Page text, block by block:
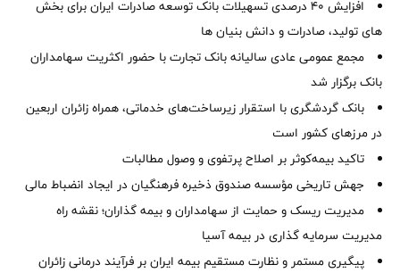
افزایش 40 درصدی تسهیلات بانک توسعه صادرات ایران برای بخش
های تولید، صادرات و دانش بنیان ها
مجمع عمومی عادی سالیانه بانک تجارت با حضور اکثریت سهامداران
بانک برگزار شد
بانک گردشگری با استقرار زیرساخت‌های خدماتی، همراه زائران اربعین
در مرزهای کشور است
تاکید بیمه‌کوثر بر اصلاح پرتفوی و وصول مطالبات ‌
جهش تاریخی مؤسسه صندوق ذخیره فرهنگیان در ایجاد انضباط مالی
مدیریت ریسک و حمایت از سهامداران و بیمه گذاران؛ نقشه راه
مدیریت سرمایه گذاری در بیمه آسیا
پیگیری مستمر و نظارت مستقیم بیمه ایران بر فرآیند درمانی زائران